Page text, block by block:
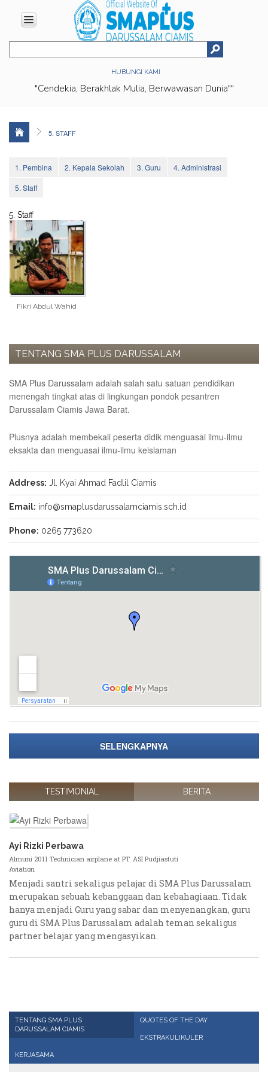
HUBUNGI KAMI
"Cendekia, Berakhlak Mulia, Berwawasan Dunia""
HOME
Mission
Organizational
Achievments
Location
EDUCATION
Pesantren
Penguatan
Bilingual
Adviser
Principal
Teacher
Staff
STUDENT
Penerimaan
Siswa
Baru
Magazine
Gallery
KARYA
ILMIAH
PENDAFTARAN
5. STAFF
1. Pembina 2. Kepala Sekolah 3. Guru
4. Administrasi
5. Staff
5. Staff
Fikri Abdul Wahid
TENTANG SMA PLUS DARUSSALAM
SMA Plus Darussalam adalah salah satu satuan pendidikan
menengah tingkat atas di lingkungan pondok pesantren
Darussalam Ciamis Jawa Barat.
Plusnya adalah membekali peserta didik menguasai ilmu-ilmu
eksakta dan menguasai ilmu-ilmu keislaman
Address: Jl. Kyai Ahmad Fadlil Ciamis
Email: info@smaplusdarussalamciamis.sch.id
Phone: 0265 773620
SELENGKAPNYA
TESTIMONIAL BERITA
Ayi Rizki Perbawa
Almuni 2011 Technician airplane at PT. ASI Pudjiastuti
Aviation
Menjadi santri sekaligus pelajar di SMA Plus Darussalam
merupakan sebuah kebanggaan dan kebahagiaan. Tidak
hanya menjadi Guru yang sabar dan menyenangkan, guru
guru di SMA Plus Darussalam adalah teman sekaligus
partner belajar yang mengasyikan.
TENTANG SMA PLUS
DARUSSALAM CIAMIS
QUOTES OF THE DAY
EKSTRAKULIKULER
KERJASAMA